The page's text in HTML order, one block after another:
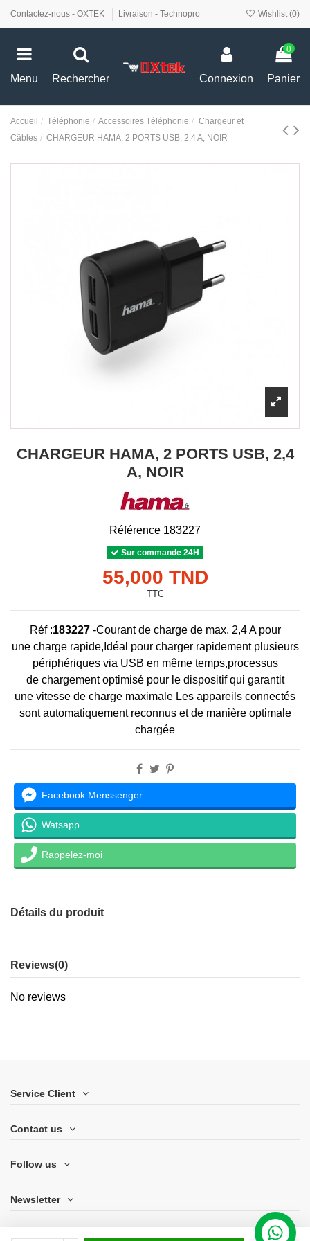
Contactez-nous - OXTEK Livraison - Technopro Wishlist (0)
Menu Rechercher Connexion
0
Panier
Accueil Téléphonie Accessoires Téléphonie
Chargeur et
Câbles
CHARGEUR HAMA, 2 PORTS USB, 2,4 A, NOIR
CHARGEUR HAMA, 2 PORTS USB, 2,4
A, NOIR
Référence 183227
Sur commande 24H
55,000 TND
TTC
Réf :183227 -Courant de charge de max. 2,4 A pour
une charge rapide, Idéal pour charger rapidement plusieurs
périphériques via USB en même temps,processus
de chargement optimisé pour le dispositif qui garantit
une vitesse de charge maximale Les appareils connectés
sont automatiquement reconnus et de manière optimale
chargée
Facebook Menssenger
Watsapp
Rappelez-moi
Détails du produit
Reviews(0)
No reviews
Service Client
Contact us
Follow us
Newsletter